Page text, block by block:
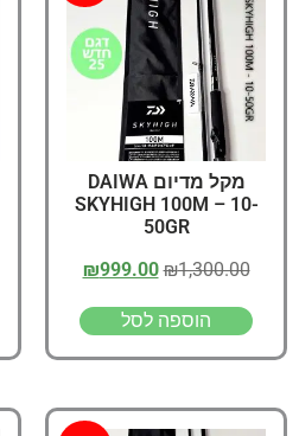
מקל מדיום DAIWA
SKYHIGH 100M – 10-
50GR
₪1,300.00
₪999.00
הוספה לסל